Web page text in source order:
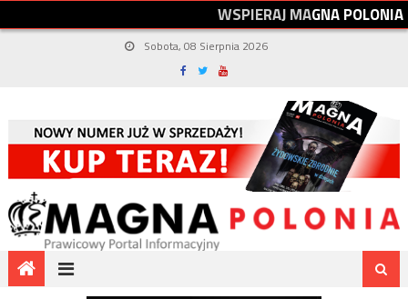
WSPIERAJMAGNAPOLONIA
Sobota, 08 Sierpnia 2026